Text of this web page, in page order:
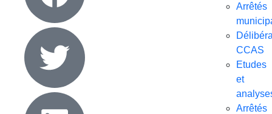
Arrêtés
CCAS
Etudes
et
Arrêtés